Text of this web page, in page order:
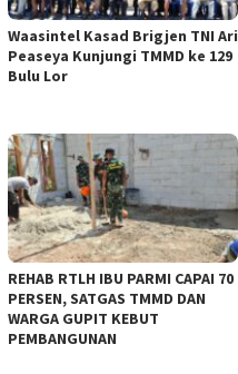
Waasintel Kasad Brigjen TNI Ari
Peaseya Kunjungi TMMD ke 129
Bulu Lor
REHAB RTLH IBU PARMI CAPAI 70
PERSEN, SATGAS TMMD DAN
WARGA GUPIT KEBUT
PEMBANGUNAN